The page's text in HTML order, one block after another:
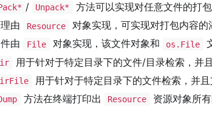
/ Unpack*
方法可以实现对任意文件的打
由
Resource
对象实现，可实现对打包内容
由
File 对象实现，该文件对象和 os.File
用于针对于特定目录下的文件/目录检索，并
用于针对于特定目录下的文件检索，并且
方法在终端打印出 Resource 资源对象所